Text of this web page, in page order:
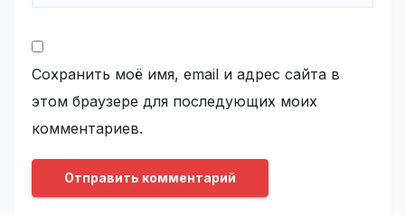
Сохранить моё имя, email и адрес сайта в
этом браузере для последующих моих
комментариев.